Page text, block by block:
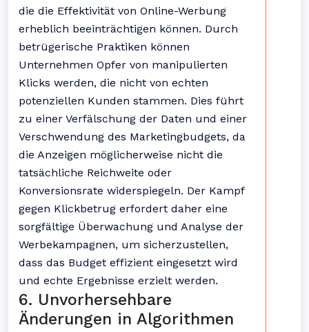
die die Effektivität von Online-Werbung
erheblich beeinträchtigen können. Durch
betrügerische Praktiken können
Unternehmen Opfer von manipulierten
Klicks werden, die nicht von echten
potenziellen Kunden stammen. Dies führt
zu einer Verfälschung der Daten und einer
Verschwendung des Marketingbudgets, da
die Anzeigen möglicherweise nicht die
tatsächliche Reichweite oder
Konversionsrate widerspiegeln. Der Kampf
gegen Klickbetrug erfordert daher eine
sorgfältige Überwachung und Analyse der
Werbekampagnen, um sicherzustellen,
dass das Budget effizient eingesetzt wird
und echte Ergebnisse erzielt werden.
6. Unvorhersehbare
Änderungen in Algorithmen